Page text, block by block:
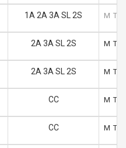
1A 2A 3A SL 2S M T
2A 3A SL 2S M T
2A 3A SL 2S M T
CC M T
CC M T